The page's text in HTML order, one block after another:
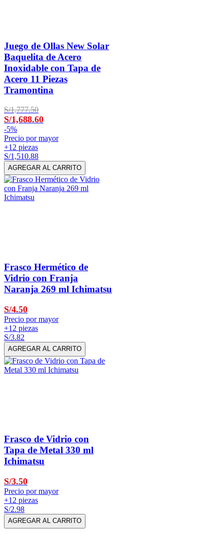
Juego de Ollas New Solar
Baquelita de Acero
Inoxidable con Tapa de
Acero 11 Piezas
Tramontina
S/1,777.50
S/1,688.60
-5%
Precio por mayor
+12 piezas
S/1,510.88
AGREGAR AL CARRITO
Frasco Hermético de
Vidrio con Franja
Naranja 269 ml Ichimatsu
S/4.50
Precio por mayor
+12 piezas
S/3.82
AGREGAR AL CARRITO
Frasco de Vidrio con
Tapa de Metal 330 ml
Ichimatsu
S/3.50
Precio por mayor
+12 piezas
S/2.98
AGREGAR AL CARRITO